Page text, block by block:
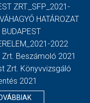
ZRT._SFP_2021-
HATÁROZAT
2022
Beszámoló 2021
Zrt. Könyvvizsgáló
2021